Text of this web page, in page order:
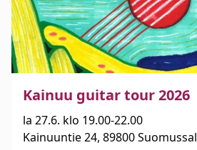
Kainuu guitar tour 2026
la 27.6. klo 19.00-22.00
Kainuuntie 24, 89800